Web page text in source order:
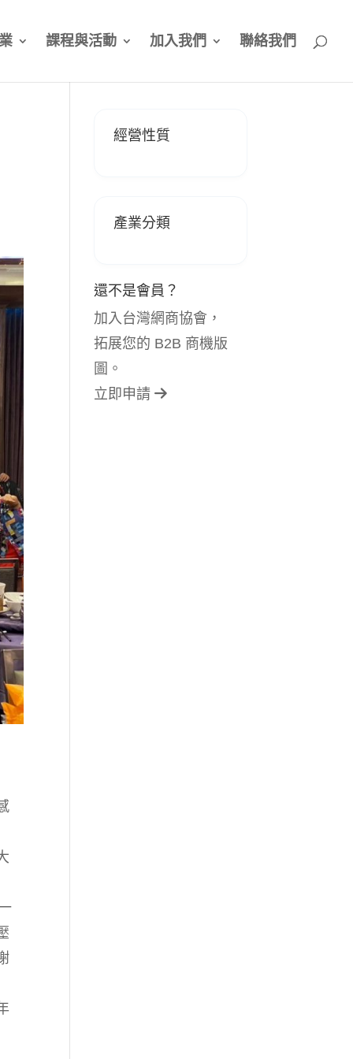
課程與活動 加入我們 聯絡我們
經營性質
產業分類
還不是會員？
加入台灣網商協會，
拓展您的 B2B 商機版
圖。
立即申請